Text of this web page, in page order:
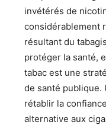
invétérés de
considérablement
résultant du
protéger la santé,
tabac est une
de santé publique.
rétablir la
alternative aux